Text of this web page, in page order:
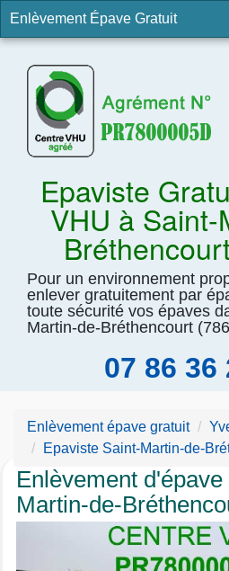
Enlèvement Épave Gratuit
Epaviste
VHU à
Pour un environnement
enlever gratuitement par
toute sécurité vos épaves
Martin-de-Bréthencourt
07 86 36
Enlèvement épave gratuit
Epaviste Saint-Martin-de-
Enlèvement
Martin-de-